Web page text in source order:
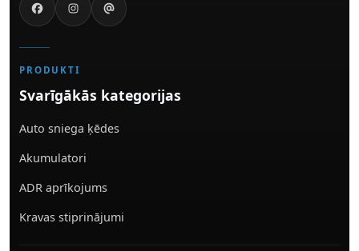
PRODUKTI
Svarīgākās kategorijas
Auto sniega ķēdes
Akumulatori
ADR aprīkojums
Kravas stiprinājumi